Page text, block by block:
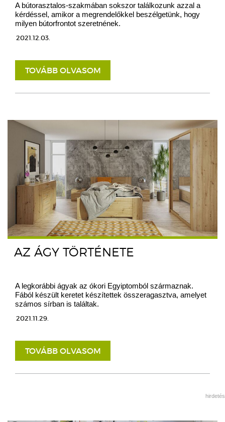
A bútorasztalos-szakmában sokszor találkozunk azzal a
kérdéssel, amikor a megrendelőkkel beszélgetünk, hogy
milyen bútorfrontot szeretnének.
2021.12.03.
TOVÁBB OLVASOM
AZ ÁGY TÖRTÉNETE
A legkorábbi ágyak az ókori Egyiptomból származnak.
Fából készült keretet készítettek összeragasztva, amelyet
számos sírban is találtak.
2021.11.29.
TOVÁBB OLVASOM
hirdetés